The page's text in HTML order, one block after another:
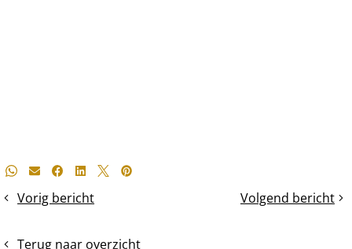
Deel
bericht
Whatsapp
E-mailFacebook
LinkedIn
X Pinterest
Vorig bericht
voergebruik
in
Volgend bericht
Stormschade
Terug naar overzicht